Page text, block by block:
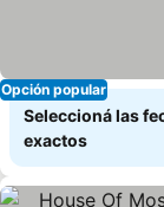
Opción popular
Seleccioná las
exactos